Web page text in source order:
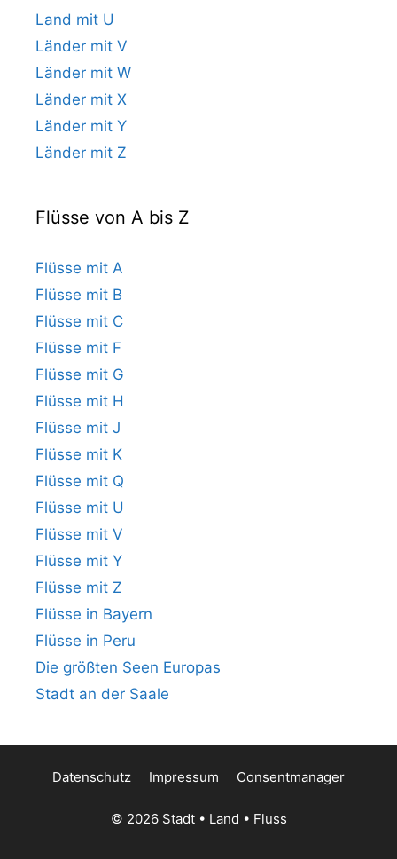
Land mit U
Länder mit V
Länder mit W
Länder mit X
Länder mit Y
Länder mit Z
Flüsse von A bis Z
Flüsse mit A
Flüsse mit B
Flüsse mit C
Flüsse mit F
Flüsse mit G
Flüsse mit H
Flüsse mit J
Flüsse mit K
Flüsse mit Q
Flüsse mit U
Flüsse mit V
Flüsse mit Y
Flüsse mit Z
Flüsse in Bayern
Flüsse in Peru
Die größten Seen Europas
Stadt an der Saale
Datenschutz Impressum Consentmanager
© 2026 Stadt • Land • Fluss